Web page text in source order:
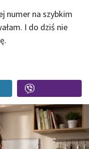
numer na szybkim
I do dziś nie